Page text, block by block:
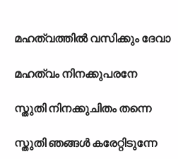
മഹത്വത്തിൽ വസിക്കും ദേവാ
മഹത്വം നിനക്കുപരനേ
സ്തുതി നിനക്കുചിതം തന്നെ
സ്തുതി ഞങ്ങൾ കരേറ്റിടുന്നേ